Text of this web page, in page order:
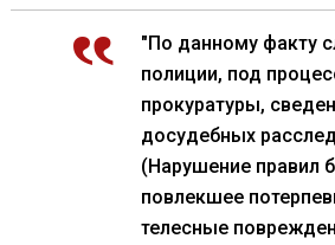
"По данному факту
полиции, под
прокуратуры,
досудебных
(Нарушение правил
повлекшее
телесные